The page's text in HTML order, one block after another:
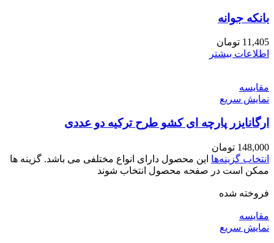
بانکه جوانه
11,405 تومان
اطلاعات بیشتر
مقايسه
نمایش سریع
ارگانایزر پارچه ای کشو طرح ترکیه دو عددی
148,000 تومان
انتخاب گزینه‌ها این محصول دارای انواع مختلفی می باشد. گزینه ها
ممکن است در صفحه محصول انتخاب شوند
فروخته شده
مقايسه
نمایش سریع